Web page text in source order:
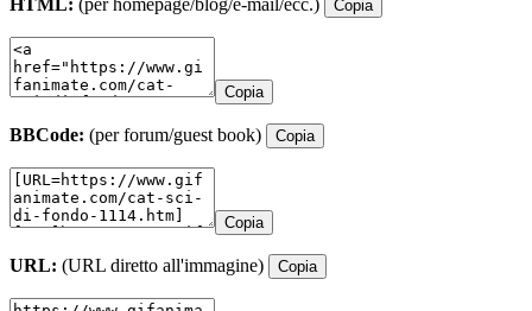
Copia
Copia
BBCode: (per forum/guest book) Copia
Copia
URL: (URL diretto all'immagine) Copia